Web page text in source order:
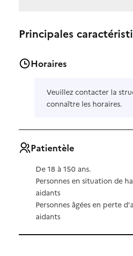
Principales
Horaires
Veuillez contacter la
connaître les horaires.
Patientèle
De 18 à 150 ans.
Personnes en situation de
aidants
Personnes âgées en perte
aidants